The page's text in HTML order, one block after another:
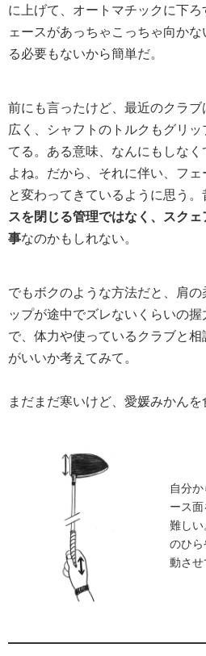
に上げて、オートマチックに下
ェースがあっちゃこっちゃ向か
る必要もないから簡単だ。
前にも言ったけど、最近のクラ
広く、シャフトのトルクもグリ
てる。ある意味、なんにもしな
よね。だから、それに伴い、フ
と変わってきているように思う。
スを閉じる管理ではなく、スク
事なのかもしれない。
でもボクのような方法だと、肩
ップが途中でズレないくらいの
で、体力や使っているクラブと
がいいか考えてみて。
まだまだ寒いけど、愛媛みかん
自分
ース
難し
のひ
動さ